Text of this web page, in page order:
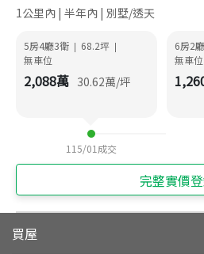
1公里內 | 半年內 | 別墅/透天
5房4廳3衛 | 68.2坪 |
無車位
2,088萬 30.62萬/坪
115/01 成交
6房2
無車位
完整實價
買屋